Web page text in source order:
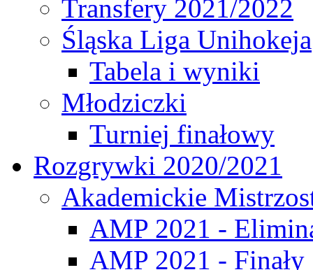
Transfery 2021/2022
Śląska Liga Unihokeja
Tabela i wyniki
Młodziczki
Turniej finałowy
Rozgrywki 2020/2021
Akademickie
AMP 2021 -
AMP 2021 - Finały